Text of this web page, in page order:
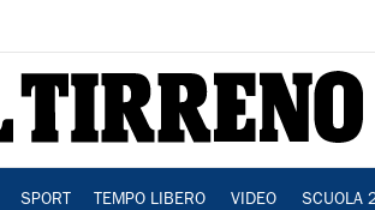
SPORT TEMPO LIBERO VIDEO SCUOLA